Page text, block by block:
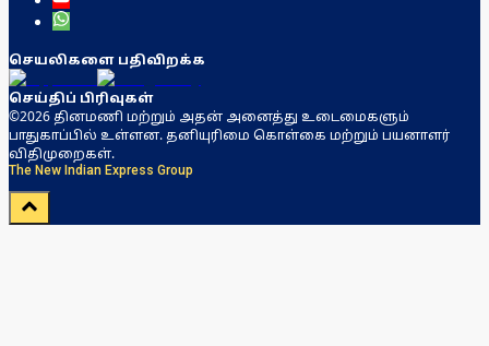
செயலிகளை பதிவிறக்க
செய்திப் பிரிவுகள்
©2026 தினமணி மற்றும் அதன் அனைத்து உடைமைகளும்
பாதுகாப்பில் உள்ளன. தனியுரிமை கொள்கை மற்றும் பயனாளர்
விதிமுறைகள்.
The New Indian Express Group